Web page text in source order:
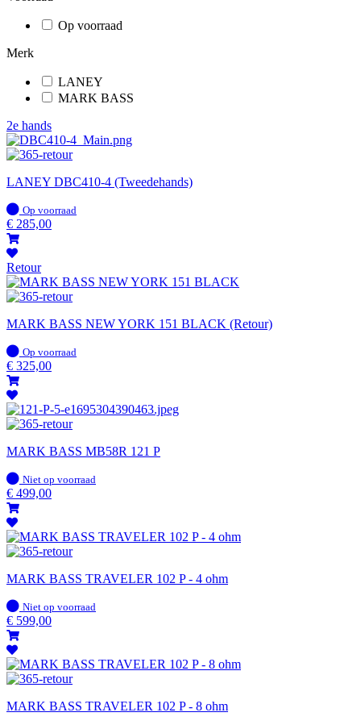
Op voorraad
Merk
LANEY
MARK BASS
2e hands
LANEY DBC410-4 (Tweedehands)
Op
voorraad
Op voorraad
€ 285,00
Retour
MARK BASS NEW YORK 151 BLACK (Retour)
Op
voorraad
Op voorraad
€ 325,00
MARK BASS MB58R 121 P
Op
voorraad
Niet op voorraad
€ 499,00
MARK BASS TRAVELER 102 P - 4 ohm
Op
voorraad
Niet op voorraad
€ 599,00
MARK BASS TRAVELER 102 P - 8 ohm